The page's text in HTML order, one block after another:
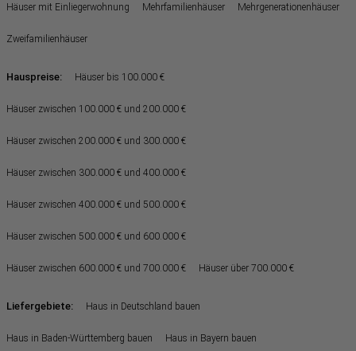
Häuser mit Einliegerwohnung Mehrfamilienhäuser Mehrgenerationenhäuser
Zweifamilienhäuser
Hauspreise: Häuser bis 100.000 €
Häuser zwischen 100.000 € und 200.000 €
Häuser zwischen 200.000 € und 300.000 €
Häuser zwischen 300.000 € und 400.000 €
Häuser zwischen 400.000 € und 500.000 €
Häuser zwischen 500.000 € und 600.000 €
Häuser zwischen 600.000 € und 700.000 € Häuser über 700.000 €
Liefergebiete: Haus in Deutschland bauen
Haus in Baden-Württemberg bauen Haus in Bayern bauen